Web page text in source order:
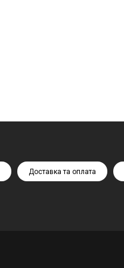
Доставка та оплата